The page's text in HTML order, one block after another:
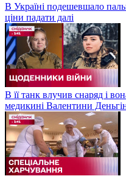
В Україні подешевшало
ціни падати далі
В її танк влучив снаряд і
медикині Валентини